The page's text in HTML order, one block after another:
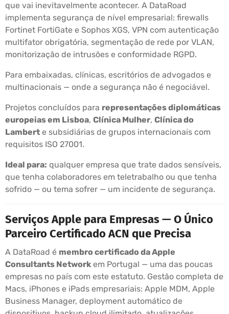
que vai inevitavelmente acontecer. A DataRoad
implementa segurança de nível empresarial: firewalls
Fortinet FortiGate e Sophos XGS, VPN com autenticação
multifator obrigatória, segmentação de rede por VLAN,
monitorização de intrusões e conformidade RGPD.
Para embaixadas, clínicas, escritórios de advogados e
multinacionais — onde a segurança não é negociável.
Projetos concluídos para representações diplomáticas
europeias em Lisboa, Clínica Mulher, Clínica do
Lambert e subsidiárias de grupos internacionais com
requisitos ISO 27001.
Ideal para: qualquer empresa que trate dados sensíveis,
que tenha colaboradores em teletrabalho ou que tenha
sofrido — ou tema sofrer — um incidente de segurança.
Serviços Apple para Empresas — O Único
Parceiro Certificado ACN que Precisa
A DataRoad é membro certificado da Apple
Consultants Network em Portugal — uma das poucas
empresas no país com este estatuto. Gestão completa de
Macs, iPhones e iPads empresariais: Apple MDM, Apple
Business Manager, deployment automático de